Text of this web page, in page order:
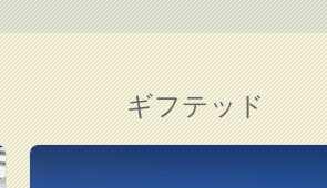
ギフテッド